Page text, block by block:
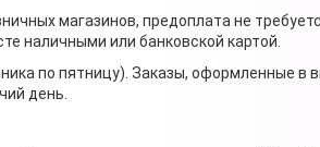
магазинов, предоплата не
наличными или банковской картой.
по пятницу). Заказы, оформленные в
день.